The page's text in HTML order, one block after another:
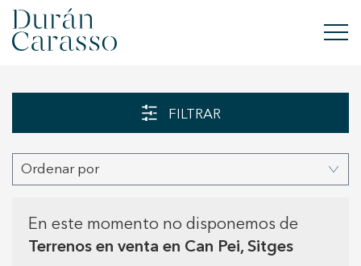
VENDER
OBRA NUEVA
FILTRAR
Ordenar por
En este momento no disponemos de
Terrenos en venta en Can Pei, Sitges